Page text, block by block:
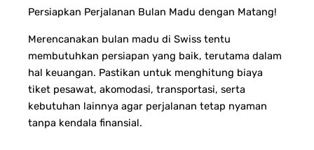
Persiapkan Perjalanan Bulan Madu dengan Matang!
Merencanakan bulan madu di Swiss tentu
membutuhkan persiapan yang baik, terutama dalam
hal keuangan. Pastikan untuk menghitung biaya
tiket pesawat, akomodasi, transportasi, serta
kebutuhan lainnya agar perjalanan tetap nyaman
tanpa kendala finansial.